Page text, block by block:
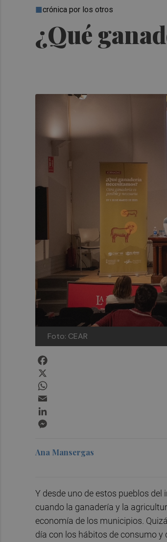
¿Qué
crónica por los otros
Foto: CEAR
Ana Mansergas
Y desde uno de estos pueblos
cuando la ganadería y la
economía de los municipios.
día con los hábitos de consumo